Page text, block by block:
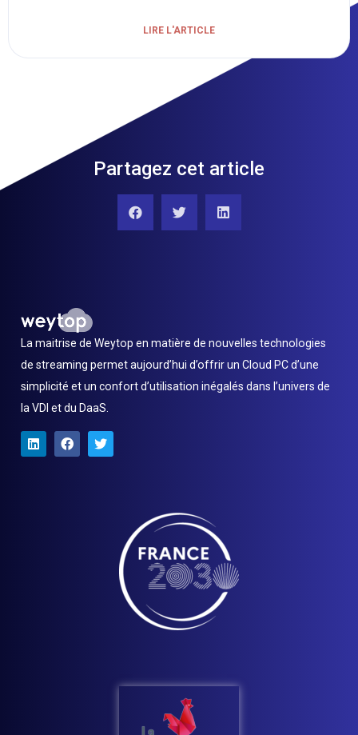
LIRE L'ARTICLE
Partagez cet article
La maitrise de Weytop en matière de nouvelles technologies
de streaming permet aujourd’hui d’offrir un Cloud PC d’une
simplicité et un confort d’utilisation inégalés dans l’univers de
la VDI et du DaaS.